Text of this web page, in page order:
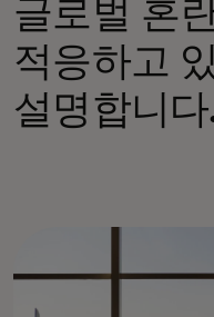
글로벌 혼
적응하고
설명합니다